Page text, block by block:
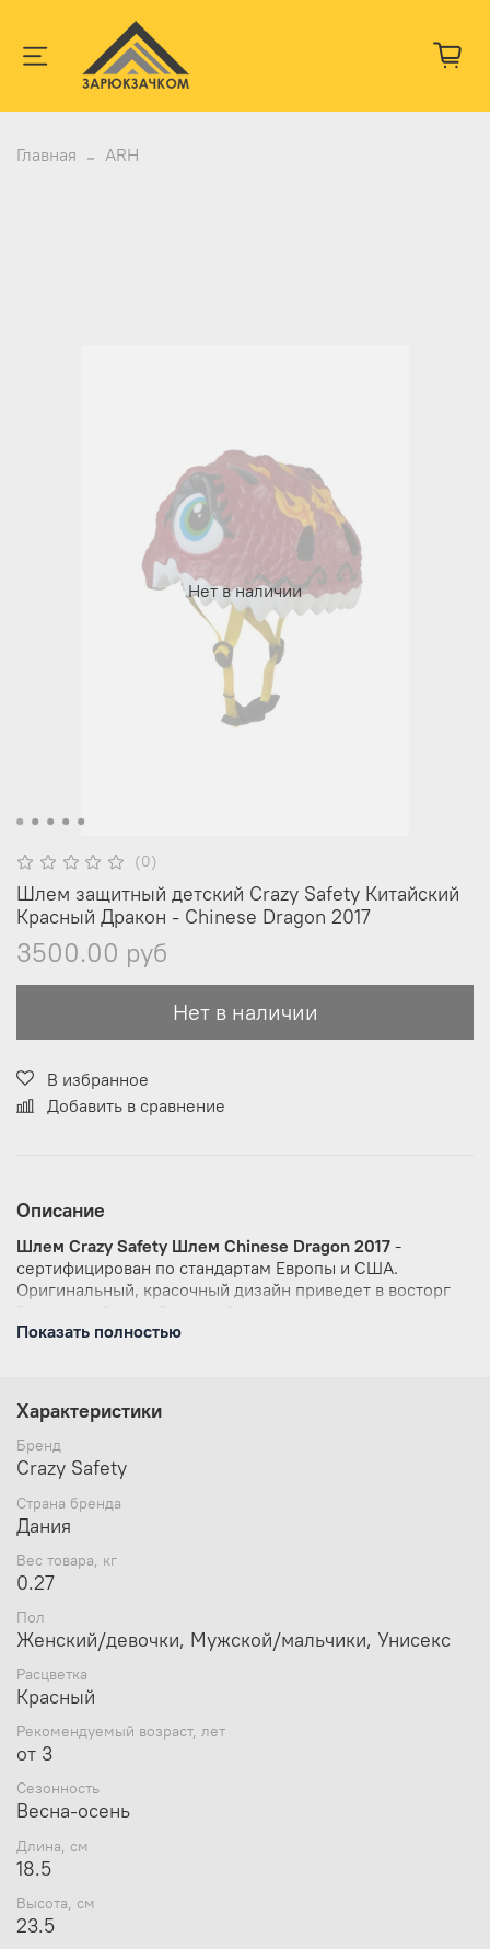
Главная ARH
Нет в наличии
(0)
Шлем защитный детский Crazy Safety Китайский
Красный Дракон - Chinese Dragon 2017
3500.00 руб
Нет в наличии
В избранное
Добавить в сравнение
Описание
Шлем Crazy Safety Шлем Chinese Dragon 2017 -
сертифицирован по стандартам Европы и США.
Оригинальный, красочный дизайн приведет в восторг
от удара, а для дополнительной безопасности в колесо,
регулирующее размер окружности головы, встроен
светодиодный фонарик. Вентиляционные отверстия в
шлеме, чтобы ребенку было комфортно и не жарко.
Размеры шлема
Размер: S, 49-55 cм.
Показать полностью
Характеристики
Бренд
Crazy Safety
Страна бренда
Дания
Вес товара, кг
0.27
Пол
Женский/девочки, Мужской/мальчики, Унисекс
Расцветка
Красный
Рекомендуемый возраст, лет
от 3
Сезонность
Весна-осень
Длина, см
18.5
Высота, см
23.5